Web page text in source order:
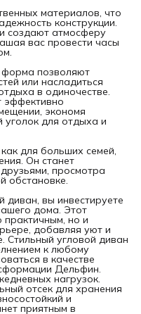
материалов, что
конструкции.
создают атмосферу
вас провести часы
позволяют
или насладиться
в одиночестве.
эффективно
экономя
уголок для отдыха и
для больших семей,
Он станет
просмотра
обстановке.
диван, вы инвестируете
дома. Этот
практичным, но и
добавляя уют и
Стильный угловой диван
к любому
в качестве
Дельфин.
нагрузок.
отсек для хранения
и
приятным в